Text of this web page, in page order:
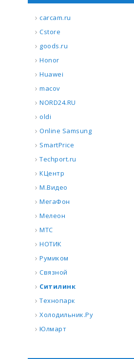
carcam.ru
Cstore
goods.ru
Honor
Huawei
macov
NORD24.RU
oldi
Online Samsung
SmartPrice
Techport.ru
КЦентр
М.Видео
МегаФон
Мелеон
МТС
НОТИК
Румиком
Связной
Ситилинк
Технопарк
Холодильник.Ру
Юлмарт